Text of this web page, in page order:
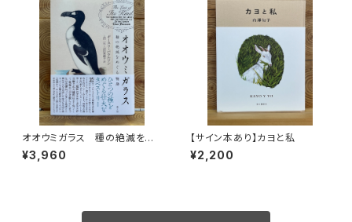
オオウミガラス 種の絶滅をめ
ぐる物語
¥3,960
【サイン本あり】カヨと私
¥2,200